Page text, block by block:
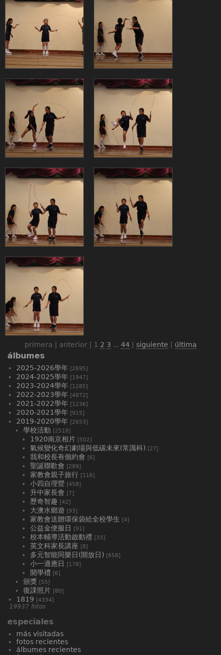
primera | anterior | 1 2 3 ... 44 | siguiente | última
álbumes
2025-2026學年 [2695]
2024-2025學年 [1947]
2023-2024學年 [1285]
2022-2023學年 [4872]
2021-2022學年 [1236]
2020-2021學年 [915]
2019-2020學年 [2653]
學校活動 [2518]
1920南京相片 [502]
氣候變化奇幻劇場與低碳未來(常識科) [27]
我和校長有個約會 [6]
聖誕聯歡會 [289]
家教會親子旅行 [116]
小四自理營 [458]
升中家長會 [7]
歷奇智趣 [42]
大澳水鄉遊 [93]
家教會送贈環保袋給全校學生 [4]
公益金便服日 [91]
校本輔導活動啟動禮 [33]
英文科家長講座 [8]
多元智能同樂日(開放日) [658]
小一適應日 [178]
開學禮 [6]
頒獎 [55]
復課照片 [80]
1819 [4334]
19937 fotos
especiales
más visitadas
fotos recientes
álbumes recientes